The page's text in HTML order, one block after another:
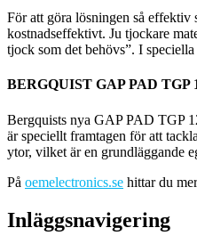
För att göra lösningen så effektiv
kostnadseffektivt. Ju tjockare
tjock som det behövs”. I
BERGQUIST GAP PAD TGP
Bergquists nya GAP PAD TGP
är speciellt framtagen för att
ytor, vilket är en grundläggande
På oemelectronics.se hittar du
Inläggsnavigering